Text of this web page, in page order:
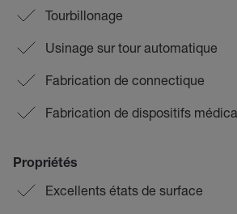
Tourbillonage
Usinage sur tour automatique
Fabrication de connectique
Fabrication de dispositifs
Propriétés
Excellents états de surface